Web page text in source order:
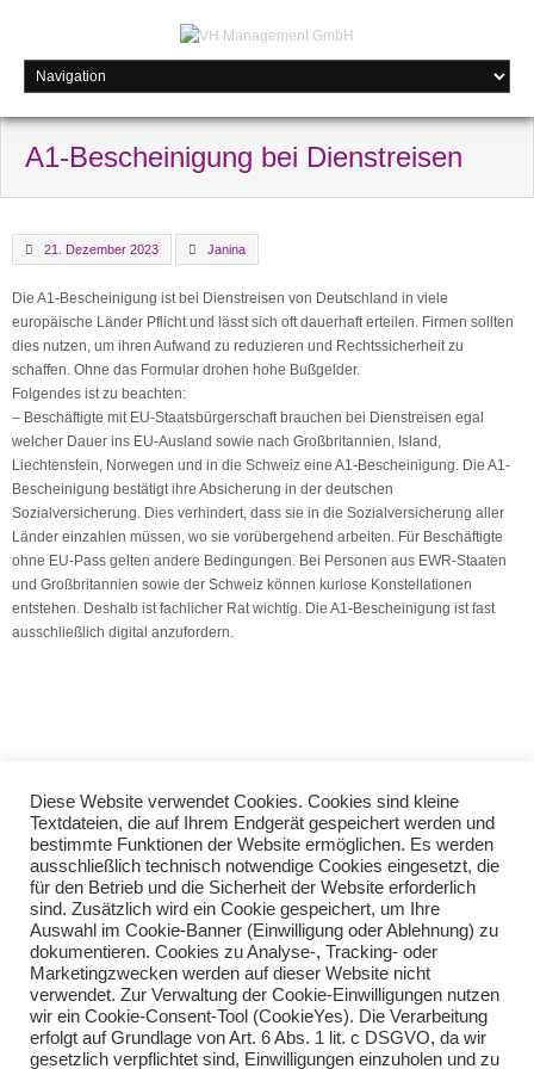
A1-Bescheinigung bei Dienstreisen
21. Dezember 2023 Janina
Die A1-Bescheinigung ist bei Dienstreisen von Deutschland in viele
europäische Länder Pflicht und lässt sich oft dauerhaft erteilen. Firmen sollten
dies nutzen, um ihren Aufwand zu reduzieren und Rechtssicherheit zu
schaffen. Ohne das Formular drohen hohe Bußgelder.
Folgendes ist zu beachten:
– Beschäftigte mit EU-Staatsbürgerschaft brauchen bei Dienstreisen egal
welcher Dauer ins EU-Ausland sowie nach Großbritannien, Island,
Liechtenstein, Norwegen und in die Schweiz eine A1-Bescheinigung. Die A1-
Bescheinigung bestätigt ihre Absicherung in der deutschen
Sozialversicherung. Dies verhindert, dass sie in die Sozialversicherung aller
Länder einzahlen müssen, wo sie vorübergehend arbeiten. Für Beschäftigte
ohne EU-Pass gelten andere Bedingungen. Bei Personen aus EWR-Staaten
und Großbritannien sowie der Schweiz können kuriose Konstellationen
entstehen. Deshalb ist fachlicher Rat wichtig. Die A1-Bescheinigung ist fast
ausschließlich digital anzufordern.
Vordrucke im Umsatzsteuer-Voranmeldungs- und -
Vorauszahlungsverfahren 2024
Am Ball bleiben: Der neue Vereinskontenrahmen SKR42
Teilen Sie diese Nachricht mit Ihren Freunden oder Kollegen
Diese Website verwendet Cookies. Cookies sind kleine
Textdateien, die auf Ihrem Endgerät gespeichert werden und
bestimmte Funktionen der Website ermöglichen. Es werden
ausschließlich technisch notwendige Cookies eingesetzt, die
für den Betrieb und die Sicherheit der Website erforderlich
sind. Zusätzlich wird ein Cookie gespeichert, um Ihre
Auswahl im Cookie-Banner (Einwilligung oder Ablehnung) zu
dokumentieren. Cookies zu Analyse-, Tracking- oder
Marketingzwecken werden auf dieser Website nicht
verwendet. Zur Verwaltung der Cookie-Einwilligungen nutzen
wir ein Cookie-Consent-Tool (CookieYes). Die Verarbeitung
erfolgt auf Grundlage von Art. 6 Abs. 1 lit. c DSGVO, da wir
gesetzlich verpflichtet sind, Einwilligungen einzuholen und zu